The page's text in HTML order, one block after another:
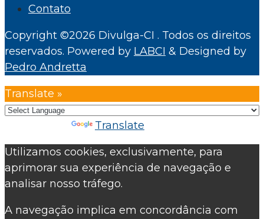
Contato
Copyright ©2026 Divulga-CI . Todos os direitos
reservados. Powered by LABCI & Designed by
Pedro Andretta
Translate »
Translate
Utilizamos cookies, exclusivamente, para
aprimorar sua experiência de navegação e
analisar nosso tráfego.
A navegação implica em concordância com